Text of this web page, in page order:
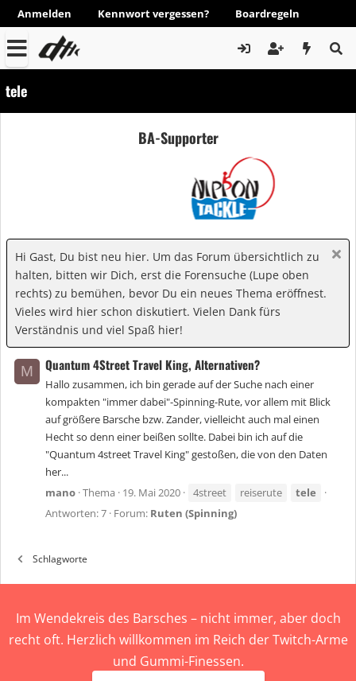
Anmelden Kennwort vergessen? Boardregeln
tele
BA-Supporter
Hi Gast, Du bist neu hier. Um das Forum übersichtlich zu
halten, bitten wir Dich, erst die Forensuche (Lupe oben
rechts) zu bemühen, bevor Du ein neues Thema eröffnest.
Vieles wird hier schon diskutiert. Vielen Dank fürs
Verständnis und viel Spaß hier!
M Quantum 4Street Travel King, Alternativen?
Hallo zusammen, ich bin gerade auf der Suche nach einer
kompakten "immer dabei"-Spinning-Rute, vor allem mit Blick
auf größere Barsche bzw. Zander, vielleicht auch mal einen
Hecht so denn einer beißen sollte. Dabei bin ich auf die
"Quantum 4street Travel King" gestoßen, die von den Daten
her...
mano Thema 19. Mai 2020 4street reiserute
tele
Antworten: 7 Forum: Ruten (Spinning)
Schlagworte
Im Wendekreis des Barsches – nicht immer, aber doch
recht oft. Herzlich willkommen im Reich der Twitch-Arme
und Gummi-Finessen.